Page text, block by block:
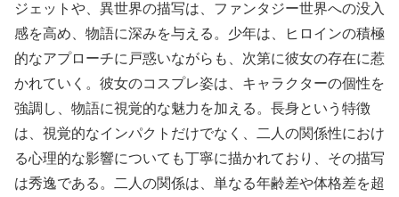
ジェットや、異世界の描写は、ファンタジー世界への没入
感を高め、物語に深みを与える。少年は、ヒロインの積極
的なアプローチに戸惑いながらも、次第に彼女の存在に惹
かれていく。彼女のコスプレ姿は、キャラクターの個性を
強調し、物語に視覚的な魅力を加える。長身という特徴
は、視覚的なインパクトだけでなく、二人の関係性におけ
る心理的な影響についても丁寧に描かれており、その描写
は秀逸である。二人の関係は、単なる年齢差や体格差を超